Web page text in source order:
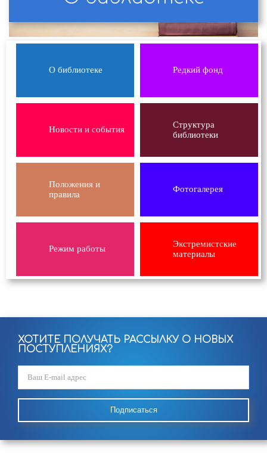
О библиотеке Редкий фонд
Новости и события
Структура
библиотеки
Положения и
правила
Фотогалерея
Режим работы
Экстремистские
материалы
ХОТИТЕ ПОЛУЧАТЬ РАССЫЛКУ О НОВЫХ
ПОСТУПЛЕНИЯХ?
Подписаться